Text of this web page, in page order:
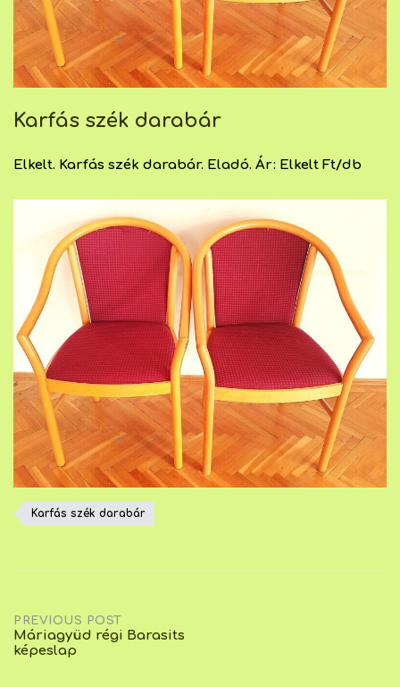
Karfás szék darabár
Elkelt. Karfás szék darabár. Eladó. Ár: Elkelt Ft/db
Karfás szék darabár
Post
PREVIOUS POST
Máriagyüd régi Barasits
képeslap